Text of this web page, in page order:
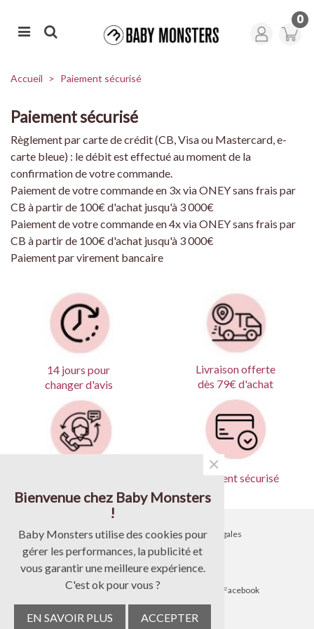
0
Accueil > Paiement sécurisé
Paiement sécurisé
Règlement par carte de crédit (CB, Visa ou Mastercard, e-
carte bleue) : le débit est effectué au moment de la
confirmation de votre commande.
Paiement de votre commande en 3x via ONEY sans frais par
CB à partir de 100€ d'achat jusqu'à 3 000€
Paiement de votre commande en 4x via ONEY sans frais par
CB à partir de 100€ d'achat jusqu'à 3 000€
Paiement par virement bancaire
14 jours pour
changer d'avis
Livraison offerte
dès 79€ d'achat
Paiement sécurisé
•Contactez-nous
Livraison
Blog
•Mentions légales
• Suivez-nous sur Facebook
Bienvenue chez Baby Monsters
!
Baby Monsters utilise des cookies pour
gérer les performances, la publicité et
vous garantir une meilleure expérience.
C'est ok pour vous ?
EN SAVOIR PLUS ACCEPTER
×